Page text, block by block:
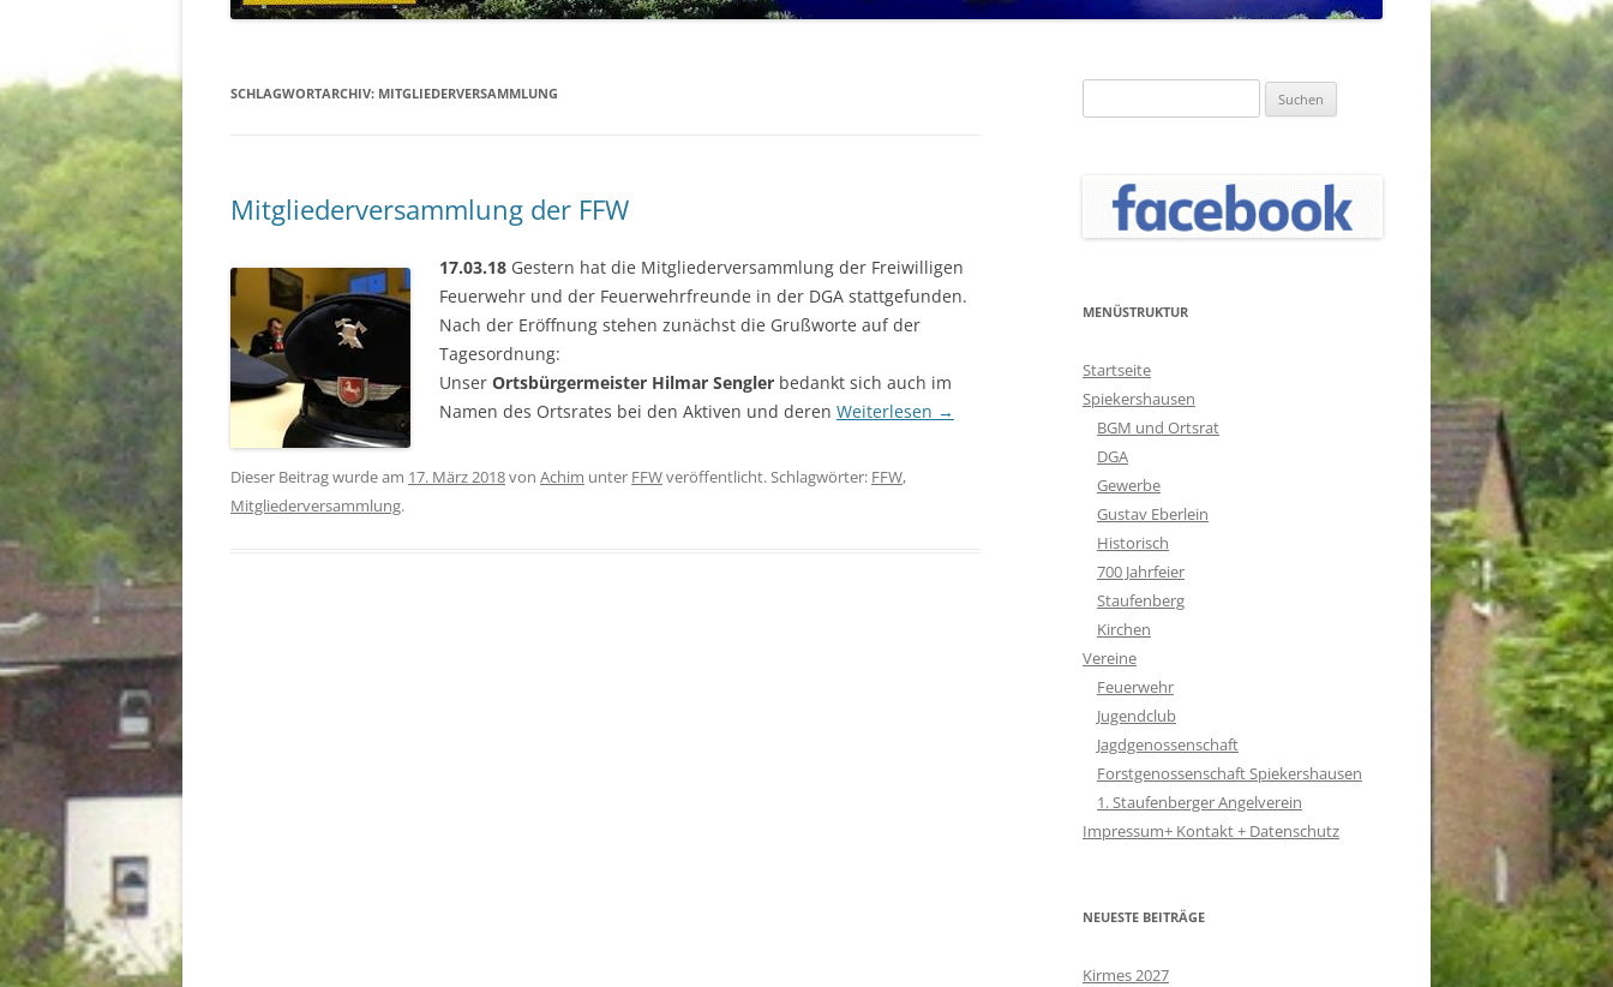
STAUFENBERG
SCHLAGWORTARCHIV: MITGLIEDERVERSAMMLUNG
Mitgliederversammlung der FFW
17.03.18 Gestern hat die Mitgliederversammlung der Freiwilligen
Feuerwehr und der Feuerwehrfreunde in der DGA stattgefunden.
Nach der Eröffnung stehen zunächst die Grußworte auf der
Tagesordnung:
Unser Ortsbürgermeister Hilmar Sengler bedankt sich auch im
Namen des Ortsrates bei den Aktiven und deren Weiterlesen →
Dieser Beitrag wurde am 17. März 2018von Achim unter FFWveröffentlicht. Schlagwörter: FFW,
Mitgliederversammlung.
nach:
MENÜSTRUKTUR
Startseite
Spiekershausen
BGM und Ortsrat
DGA
Gewerbe
Gustav Eberlein
Historisch
700 Jahrfeier
Staufenberg
Kirchen
Vereine
Feuerwehr
Jugendclub
Jagdgenossenschaft
Forstgenossenschaft Spiekershausen
1. Staufenberger Angelverein
Impressum+ Kontakt + Datenschutz
NEUESTE BEITRÄGE
Kirmes 2027